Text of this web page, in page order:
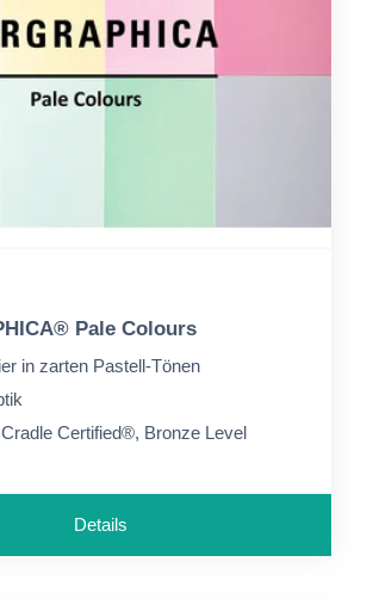
Pale Colours
in zarten Pastell-Tönen
Certified®, Bronze Level
Details